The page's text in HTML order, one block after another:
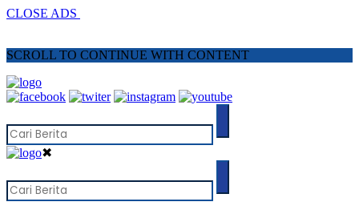
CLOSE ADS
SCROLL TO CONTINUE WITH CONTENT
✖